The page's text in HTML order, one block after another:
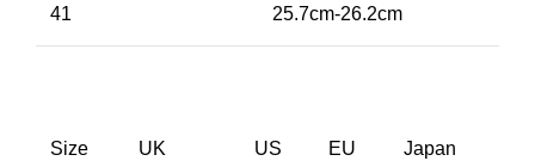
41 25.7cm-26.2cm
Size UK US EU Japan